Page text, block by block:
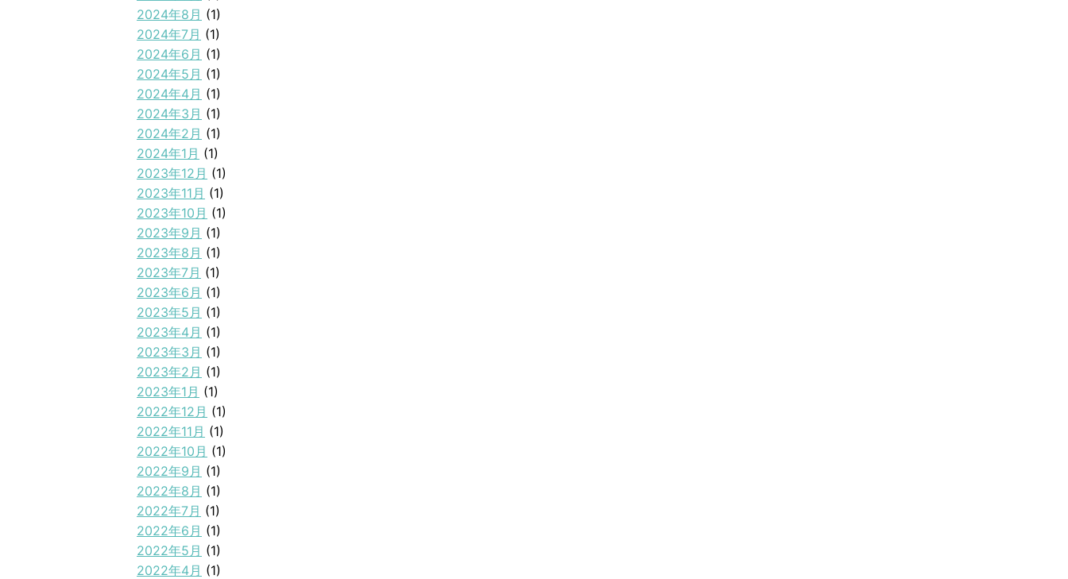
2024年8月 (1)
2024年7月 (1)
2024年6月 (1)
2024年5月 (1)
2024年4月 (1)
2024年3月 (1)
2024年2月 (1)
2024年1月 (1)
2023年12月 (1)
2023年11月 (1)
2023年10月 (1)
2023年9月 (1)
2023年8月 (1)
2023年7月 (1)
2023年6月 (1)
2023年5月 (1)
2023年4月 (1)
2023年3月 (1)
2023年2月 (1)
2023年1月 (1)
2022年12月 (1)
2022年11月 (1)
2022年10月 (1)
2022年9月 (1)
2022年8月 (1)
2022年7月 (1)
2022年6月 (1)
2022年5月 (1)
2022年4月 (1)